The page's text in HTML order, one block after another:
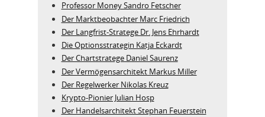
Professor Money Sandro Fetscher
Der Marktbeobachter Marc Friedrich
Der Langfrist-Stratege Dr. Jens Ehrhardt
Die Optionsstrategin Katja Eckardt
Der Chartstratege Daniel Saurenz
Der Vermögensarchitekt Markus Miller
Der Regelwerker Nikolas Kreuz
Krypto-Pionier Julian Hosp
Der Handelsarchitekt Stephan Feuerstein